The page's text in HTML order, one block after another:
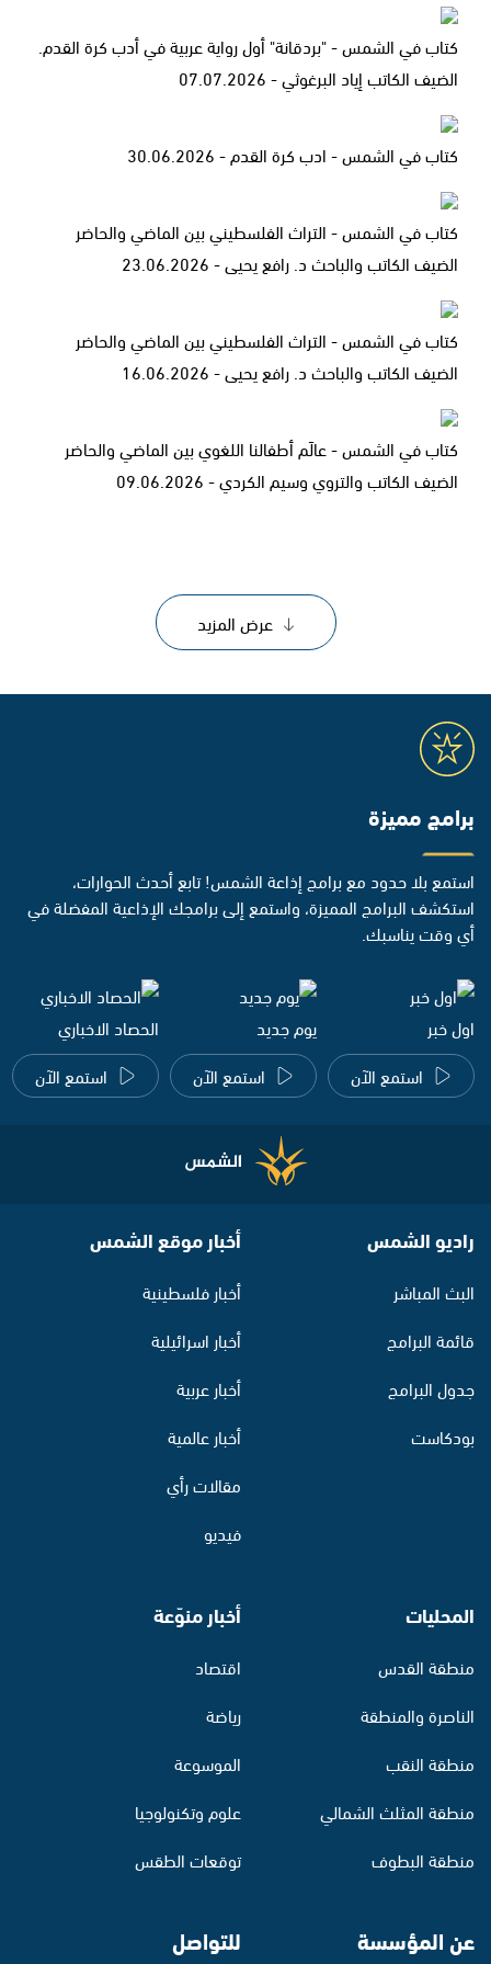
كتاب في الشمس - "بردقانة" أول رواية عربية في أدب كرة القدم.
الضيف الكاتب إياد البرغوثي - 07.07.2026
كتاب في الشمس - ادب كرة القدم - 30.06.2026
كتاب في الشمس - التراث الفلسطيني بين الماضي والحاضر
الضيف الكاتب والباحث د. رافع يحيى - 23.06.2026
كتاب في الشمس - التراث الفلسطيني بين الماضي والحاضر
الضيف الكاتب والباحث د. رافع يحيى - 16.06.2026
كتاب في الشمس - عالَم أطفالنا اللغوي بين الماضي والحاضر
الضيف الكاتب والتروي وسيم الكردي - ‎09.06.2026
عرض المزيد
برامج مميزة
استمع بلا حدود مع برامج إذاعة الشمس! تابع أحدث الحوارات،
استكشف البرامج المميزة، واستمع إلى برامجك الإذاعية المفضلة في
أي وقت يناسبك.
اول خبر
استمع الآن
يوم جديد
استمع الآن
الحصاد الاخباري
استمع الآن
راديو الشمس
البث المباشر
قائمة البرامج
جدول البرامج
بودكاست
أخبار موقع الشمس
أخبار فلسطينية
أخبار اسرائيلية
أخبار عربية
أخبار عالمية
مقالات رأي
فيديو
المحليات
منطقة القدس
الناصرة والمنطقة
منطقة النقب
منطقة المثلث الشمالي
منطقة البطوف
أخبار منوّعة
اقتصاد
رياضة
الموسوعة
علوم وتكنولوجيا
توقعات الطقس
عن المؤسسة للتواصل